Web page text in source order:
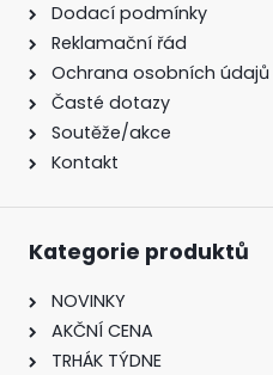
Dodací podmínky
Reklamační řád
Ochrana osobních údajů
Časté dotazy
Soutěže/akce
Kontakt
Kategorie produktů
NOVINKY
AKČNÍ CENA
TRHÁK TÝDNE